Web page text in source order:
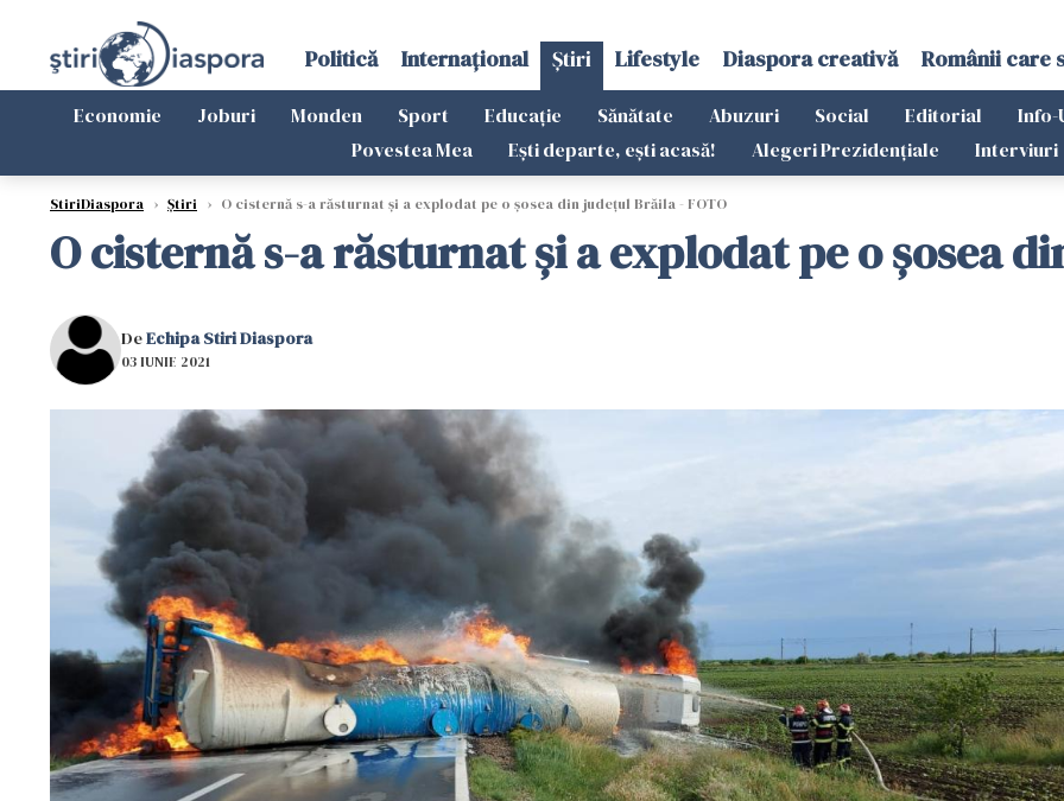
Politică Internațional Știri Lifestyle Diaspora creativă Românii care
Economie Joburi Monden Sport Educație Sănătate Abuzuri Social Editorial Info-
Povestea Mea
Ești departe, ești acasă! Alegeri Prezidențiale Interviuri
StiriDiaspora › Știri › O cisternă s-a răsturnat și a explodat pe o șosea din județul Brăila - FOTO
O cisternă s-a răsturnat și a explodat pe o șosea
DeEchipa Stiri Diaspora
03 IUNIE 2021